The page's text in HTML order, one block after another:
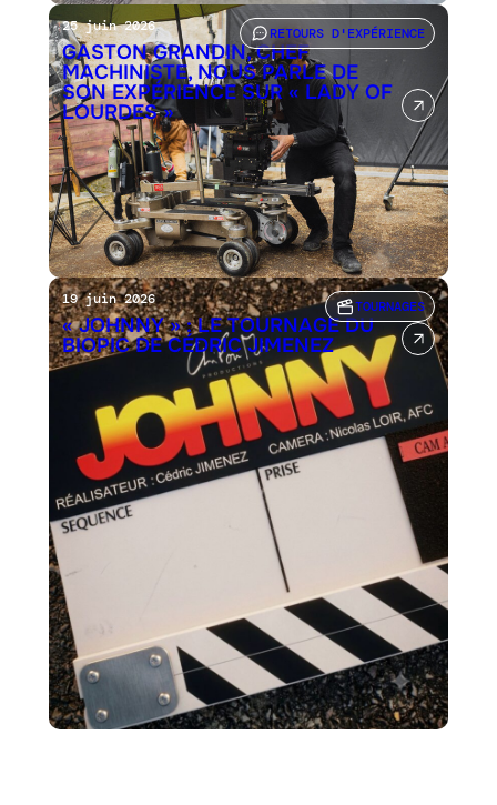
RETOURS D'EXPÉRIENCE
25 juin 2026
GASTON GRANDIN, CHEF
MACHINISTE, NOUS PARLE DE
SON EXPÉRIENCE SUR « LADY OF
LOURDES »
TOURNAGES
19 juin 2026
« JOHNNY » : LE TOURNAGE DU
BIOPIC DE CÉDRIC JIMENEZ